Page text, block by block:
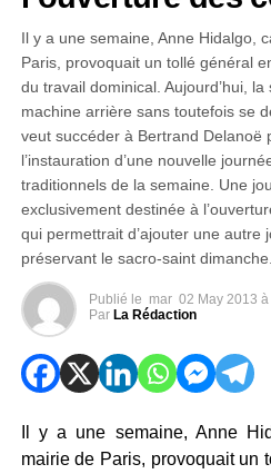
Il y a une semaine, Anne Hidalgo,
Paris, provoquait un tollé général
du travail dominical. Aujourd’hui,
machine arrière sans toutefois se
veut succéder à Bertrand Delanoë
l’instauration d’une nouvelle
traditionnels de la semaine. Une
exclusivement destinée à
qui permettrait d’ajouter une autre
préservant le sacro-saint
Publié le mar 02 May 2013
Par La Rédaction
Il y a une semaine, Anne
mairie de Paris, provoquait un